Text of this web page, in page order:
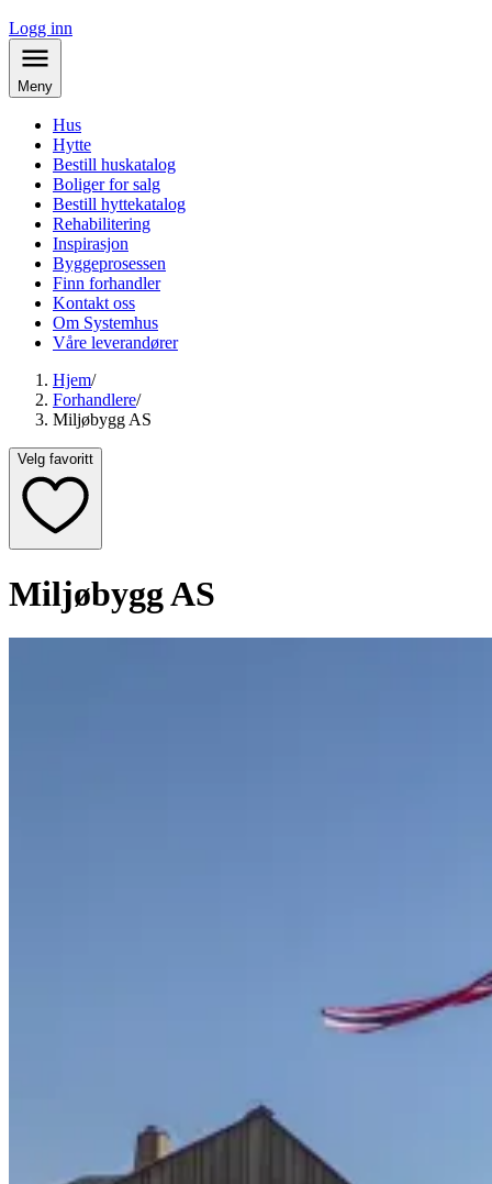
Logg inn
Meny
Hus
Hytte
Bestill huskatalog
Boliger for salg
Bestill hyttekatalog
Rehabilitering
Inspirasjon
Byggeprosessen
Finn forhandler
Kontakt oss
Om Systemhus
Våre leverandører
Hjem/
Forhandlere/
Miljøbygg AS
Velg favoritt
Miljøbygg AS